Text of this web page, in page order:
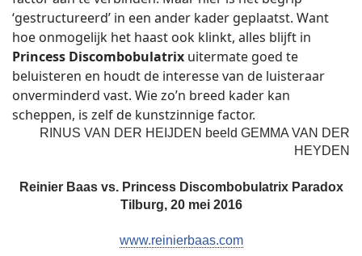
‘gestructureerd’ in een ander kader geplaatst. Want
hoe onmogelijk het haast ook klinkt, alles blijft in
Princess Discombobulatrix uitermate goed te
beluisteren en houdt de interesse van de luisteraar
onverminderd vast. Wie zo’n breed kader kan
scheppen, is zelf de kunstzinnige factor.
RINUS VAN DER HEIJDEN beeld GEMMA VAN DER
HEYDEN
Reinier Baas vs. Princess Discombobulatrix Paradox
Tilburg, 20 mei 2016
www.reinierbaas.com